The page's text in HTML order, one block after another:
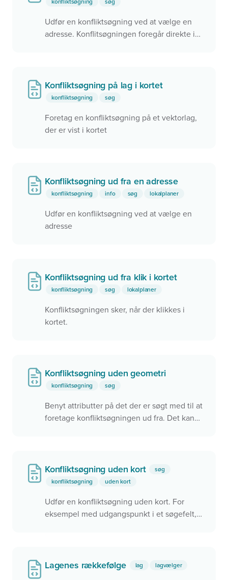
Udfør en konfliktsøgning ved at vælge en
adresse. Konflitsøgningen foregår direkte i
Konfliktsøgning på lag i kortet
konfliktsøgning søg
Foretag en konfliktsøgning på et vektorlag,
der er vist i kortet
Konfliktsøgning ud fra en adresse
konfliktsøgning info søg lokalplaner
Udfør en konfliktsøgning ved at vælge en
adresse
Konfliktsøgning ud fra klik i kortet
konfliktsøgning søg lokalplaner
Konfliktsøgningen sker, når der klikkes i
kortet.
Konfliktsøgning uden geometri
konfliktsøgning søg
Benyt attributter på det der er søgt med til at
foretage konfliktsøgningen ud fra. Det kan
Konfliktsøgning uden kort
søg
konfliktsøgning
uden kort
Udfør en konfliktsøgning uden kort. For
eksempel med udgangspunkt i et søgefelt,
Lagenes rækkefølge lag lagvælger